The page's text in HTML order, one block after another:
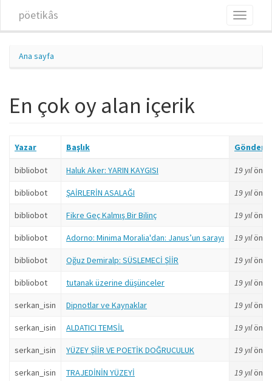
pöetikâs
Toggle
Ana sayfa
En çok oy alan içerik
Yazar Başlık
bibliobot Haluk Aker: YARIN KAYGISI 19 yılönce
bibliobot ŞAİRLERİN ASALAĞI 19 yılönce
bibliobot Fikre Geç Kalmış Bir Bilinç 19 yılönce
bibliobot Adorno: Minima Moralia'dan: Janus’un sarayı 19 yılönce
bibliobot Oğuz Demiralp: SÜSLEMECİ ŞİİR 19 yılönce
bibliobot tutanak üzerine düşünceler 19 yılönce
serkan_isin Dipnotlar ve Kaynaklar 19 yılönce
serkan_isin ALDATICI TEMSİL 19 yılönce
serkan_isin YÜZEY ŞİİR VE POETİK DOĞRUCULUK 19 yılönce
serkan_isin TRAJEDİNİN YÜZEYİ 19 yılönce